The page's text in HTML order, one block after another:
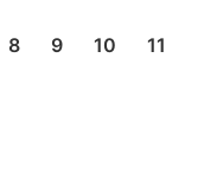
8 9 10 11